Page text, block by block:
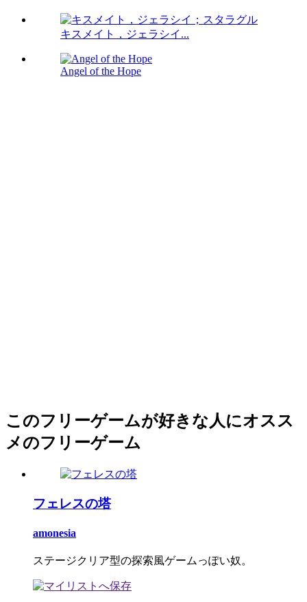
キスメイト，ジェラシイ...
Angel of the Hope
このフリーゲームが好きな人にオスス
メのフリーゲーム
フェレスの塔
amonesia
ステージクリア型の探索風ゲームっぽい奴。